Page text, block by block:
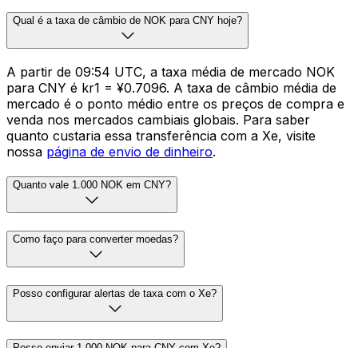
Qual é a taxa de câmbio de NOK para CNY hoje?
A partir de 09:54 UTC, a taxa média de mercado NOK
para CNY é kr1 = ¥0.7096. A taxa de câmbio média de
mercado é o ponto médio entre os preços de compra e
venda nos mercados cambiais globais. Para saber
quanto custaria essa transferência com a Xe, visite
nossa página de envio de dinheiro.
Quanto vale 1.000 NOK em CNY?
Como faço para converter moedas?
Posso configurar alertas de taxa com o Xe?